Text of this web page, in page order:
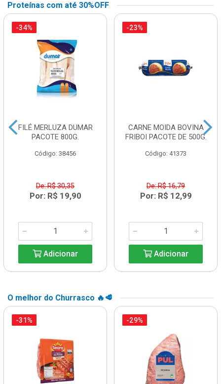
Proteínas com até 30%OFF
-34%
FILÉ MERLUZA DUMAR
PACOTE 800G.
Código: 38456
De: R$ 30,35
Por: R$ 19,90
Adicionar
-23%
CARNE MOIDA BOVINA
FRIBOI PACOTE DE 500G.
Código: 41373
De: R$ 16,79
Por: R$ 12,99
Adicionar
O melhor do Churrasco 🔥🥩
-31% -29%